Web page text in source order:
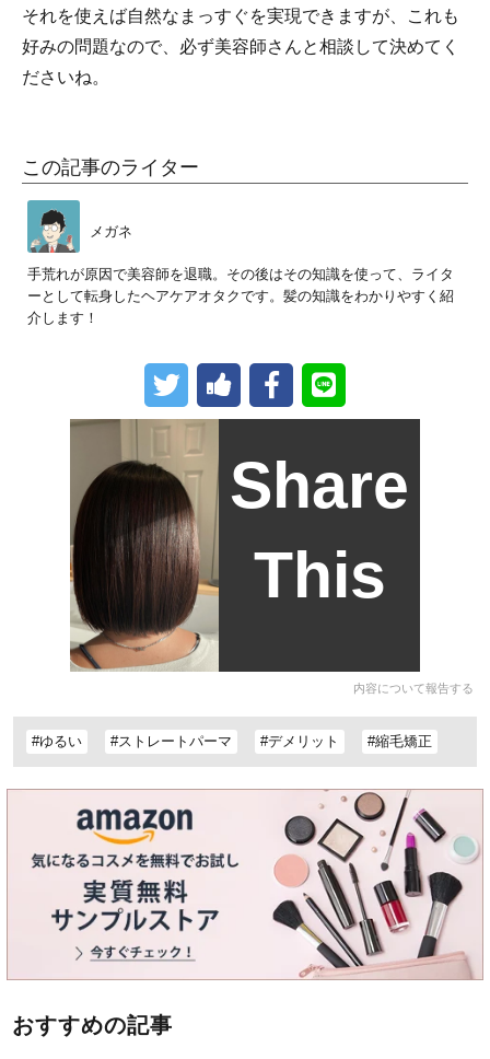
それを使えば自然なまっすぐを実現できますが、これも
好みの問題なので、必ず美容師さんと相談して決めてく
ださいね。
この記事のライター
メガネ
手荒れが原因で美容師を退職。その後はその知識を使って、ライタ
ーとして転身したヘアケアオタクです。髪の知識をわかりやすく紹
介します！
Share
This
内容について報告する
#ゆるい #ストレートパーマ #デメリット #縮毛矯正
おすすめの記事